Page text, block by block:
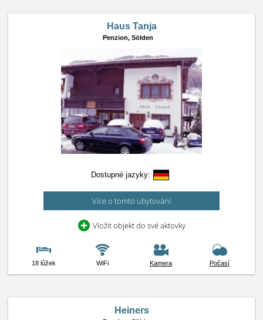
Haus Tanja
Penzion, Sölden
Dostupné jazyky:
Více o tomto ubytování
Vložit objekt do své aktovky
18 lůžek WiFi Kamera Počasí
Heiners